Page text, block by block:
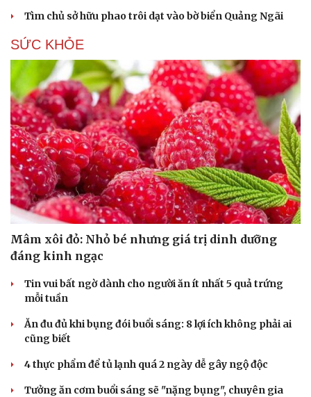
Tìm chủ sở hữu phao trôi dạt vào bờ biển Quảng Ngãi
SỨC KHỎE
Mâm xôi đỏ: Nhỏ bé nhưng giá trị dinh dưỡng
đáng kinh ngạc
Tin vui bất ngờ dành cho người ăn ít nhất 5 quả trứng
mỗi tuần
Ăn đu đủ khi bụng đói buổi sáng: 8 lợi ích không phải ai
cũng biết
4 thực phẩm để tủ lạnh quá 2 ngày dễ gây ngộ độc
Tưởng ăn cơm buổi sáng sẽ "nặng bụng", chuyên gia